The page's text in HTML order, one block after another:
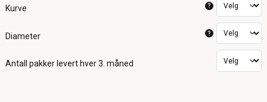
Kurve ?
Diameter ?
Antall pakker levert hver 3. måned